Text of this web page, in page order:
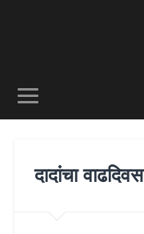
दादांचा वाढदिवस